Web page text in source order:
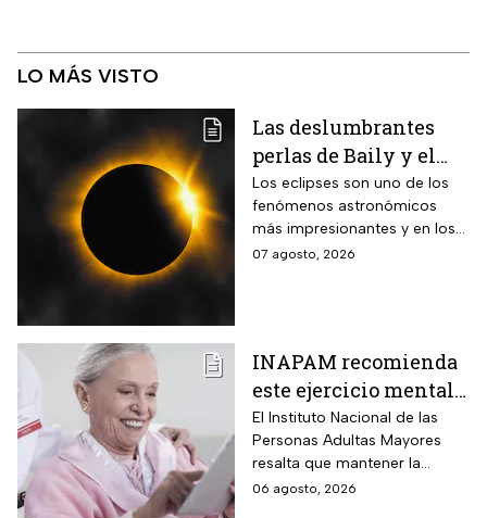
LO MÁS VISTO
Las deslumbrantes
perlas de Baily y el
anillo de diamantes
que se verán en el
eclipse solar total
Los eclipses son uno de los
fenómenos astronómicos
más impresionantes y en los
próximos días habrá un
07 agosto, 2026
INAPAM recomienda
este ejercicio mental
para adultos mayores
5 veces a la semana
durante 3 meses para
mejorar la atención
El Instituto Nacional de las
Personas Adultas Mayores
resalta que mantener la
disciplina es la clave para
06 agosto, 2026